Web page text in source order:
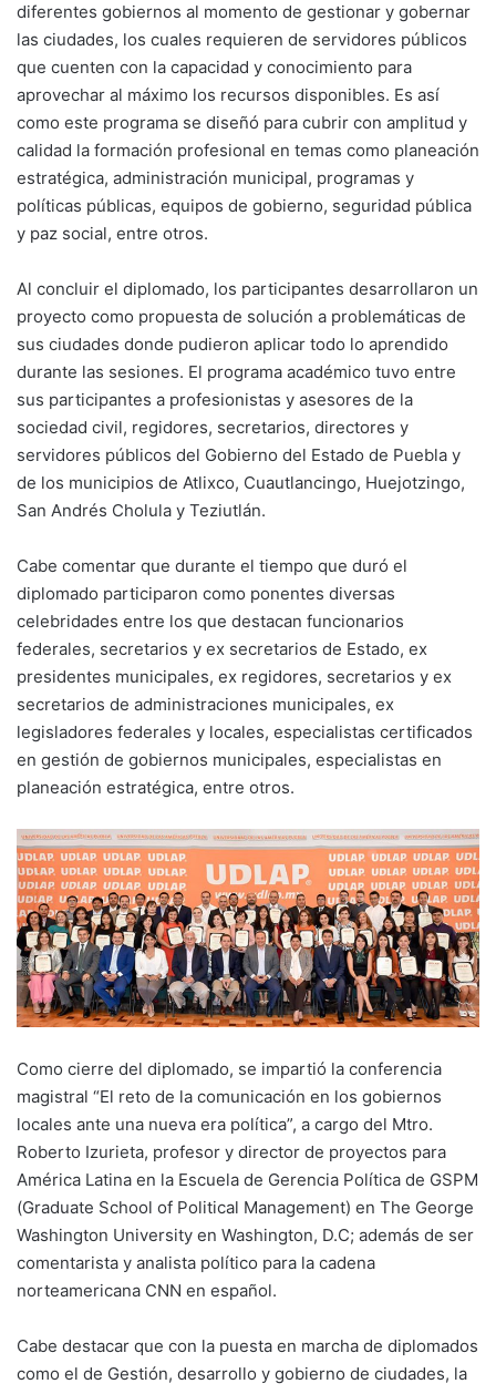
diferentes gobiernos al momento de gestionar y gobernar
las ciudades, los cuales requieren de servidores públicos
que cuenten con la capacidad y conocimiento para
aprovechar al máximo los recursos disponibles. Es así
como este programa se diseñó para cubrir con amplitud y
calidad la formación profesional en temas como planeación
estratégica, administración municipal, programas y
políticas públicas, equipos de gobierno, seguridad pública
y paz social, entre otros.
Al concluir el diplomado, los participantes desarrollaron un
proyecto como propuesta de solución a problemáticas de
sus ciudades donde pudieron aplicar todo lo aprendido
durante las sesiones. El programa académico tuvo entre
sus participantes a profesionistas y asesores de la
sociedad civil, regidores, secretarios, directores y
servidores públicos del Gobierno del Estado de Puebla y
de los municipios de Atlixco, Cuautlancingo, Huejotzingo,
San Andrés Cholula y Teziutlán.
Cabe comentar que durante el tiempo que duró el
diplomado participaron como ponentes diversas
celebridades entre los que destacan funcionarios
federales, secretarios y ex secretarios de Estado, ex
presidentes municipales, ex regidores, secretarios y ex
secretarios de administraciones municipales, ex
legisladores federales y locales, especialistas certificados
en gestión de gobiernos municipales, especialistas en
planeación estratégica, entre otros.
Como cierre del diplomado, se impartió la conferencia
magistral “El reto de la comunicación en los gobiernos
locales ante una nueva era política”, a cargo del Mtro.
Roberto Izurieta, profesor y director de proyectos para
América Latina en la Escuela de Gerencia Política de GSPM
(Graduate School of Political Management) en The George
Washington University en Washington, D.C; además de ser
comentarista y analista político para la cadena
norteamericana CNN en español.
Cabe destacar que con la puesta en marcha de diplomados
como el de Gestión, desarrollo y gobierno de ciudades, la